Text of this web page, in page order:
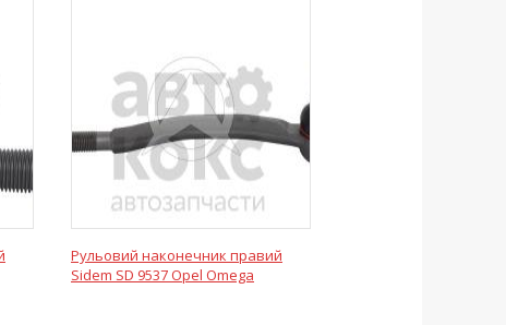
Рульовий наконечник правий
Sidem SD 9537 Opel Omega